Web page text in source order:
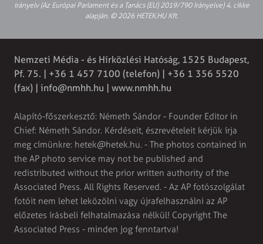
irányelv (Az Európai Parlament és a Tanács (EU) 2019/790 Irányelve) 4. cikke
alapján. © 2026 HETEK.HU Kft.
Nemzeti Média - és Hírközlési Hatóság, 1525 Budapest,
Pf. 75. | +36 1 457 7100 (telefon) | +36 1 356 5520
(fax) | info@nmhh.hu | www.nmhh.hu
Alapító-főszerkesztő: Németh Sándor - Founder Editor in
Chief: Németh Sándor. Kérdéseit, észrevételeit kérjük írja
meg címünkre: hetek@hetek.hu. - The photos contained in
the AP photo service may not be published and
redistributed without the prior written authority of the
Associated Press. All Rights Reserved. - Az AP fotószolgálat
fotóit nem lehet leközölni vagy újrafelhasználni az AP
előzetes írásbeli felhatalmazása nélkül! Copyright The
Associated Press - minden jog fenntartva!